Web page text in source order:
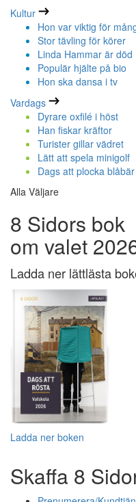
Kultur
Hon var viktig för
Stor tävling för körer
Linda Hammar är död
Populär hjälte på bio
Hon ska dansa i tv
Vardags
Dyrare oxfilé i höst
Han fiskar kräftor
Turister gillar vädret
Lätt att spela minigolf
Dags att plocka blåbär
Alla Väljare
8 Sidors bok
om valet
Ladda ner lättlästa
Ladda ner boken
Skaffa 8